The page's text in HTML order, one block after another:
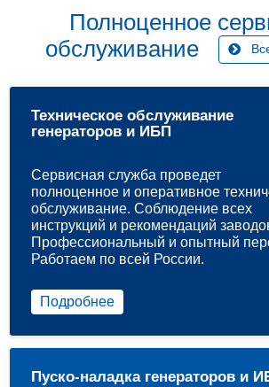
Полноценное
обслуживание
Техническое обслуживание
генераторов и ИБП
Сервисная служба проведет
полноценное и оперативное
обслуживание. Соблюдение всех
инструкций и рекомендаций
Профессиональный и опытный
Работаем по всей России.
Подробнее
Пуско-наладка генераторов и